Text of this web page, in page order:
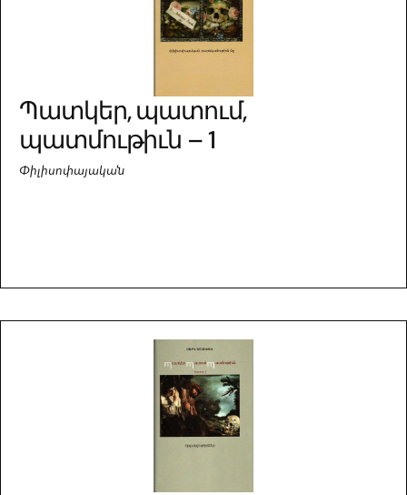
Պատկեր, պատում,
պատմութիւն – 1
Փիլիսոփայական